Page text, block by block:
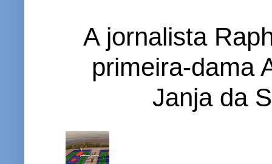
A jornalista
primeira-dama
Janja da